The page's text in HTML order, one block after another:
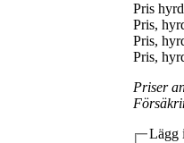
Pris
Pris,
Pris,
Pris,
Priser
Lägg